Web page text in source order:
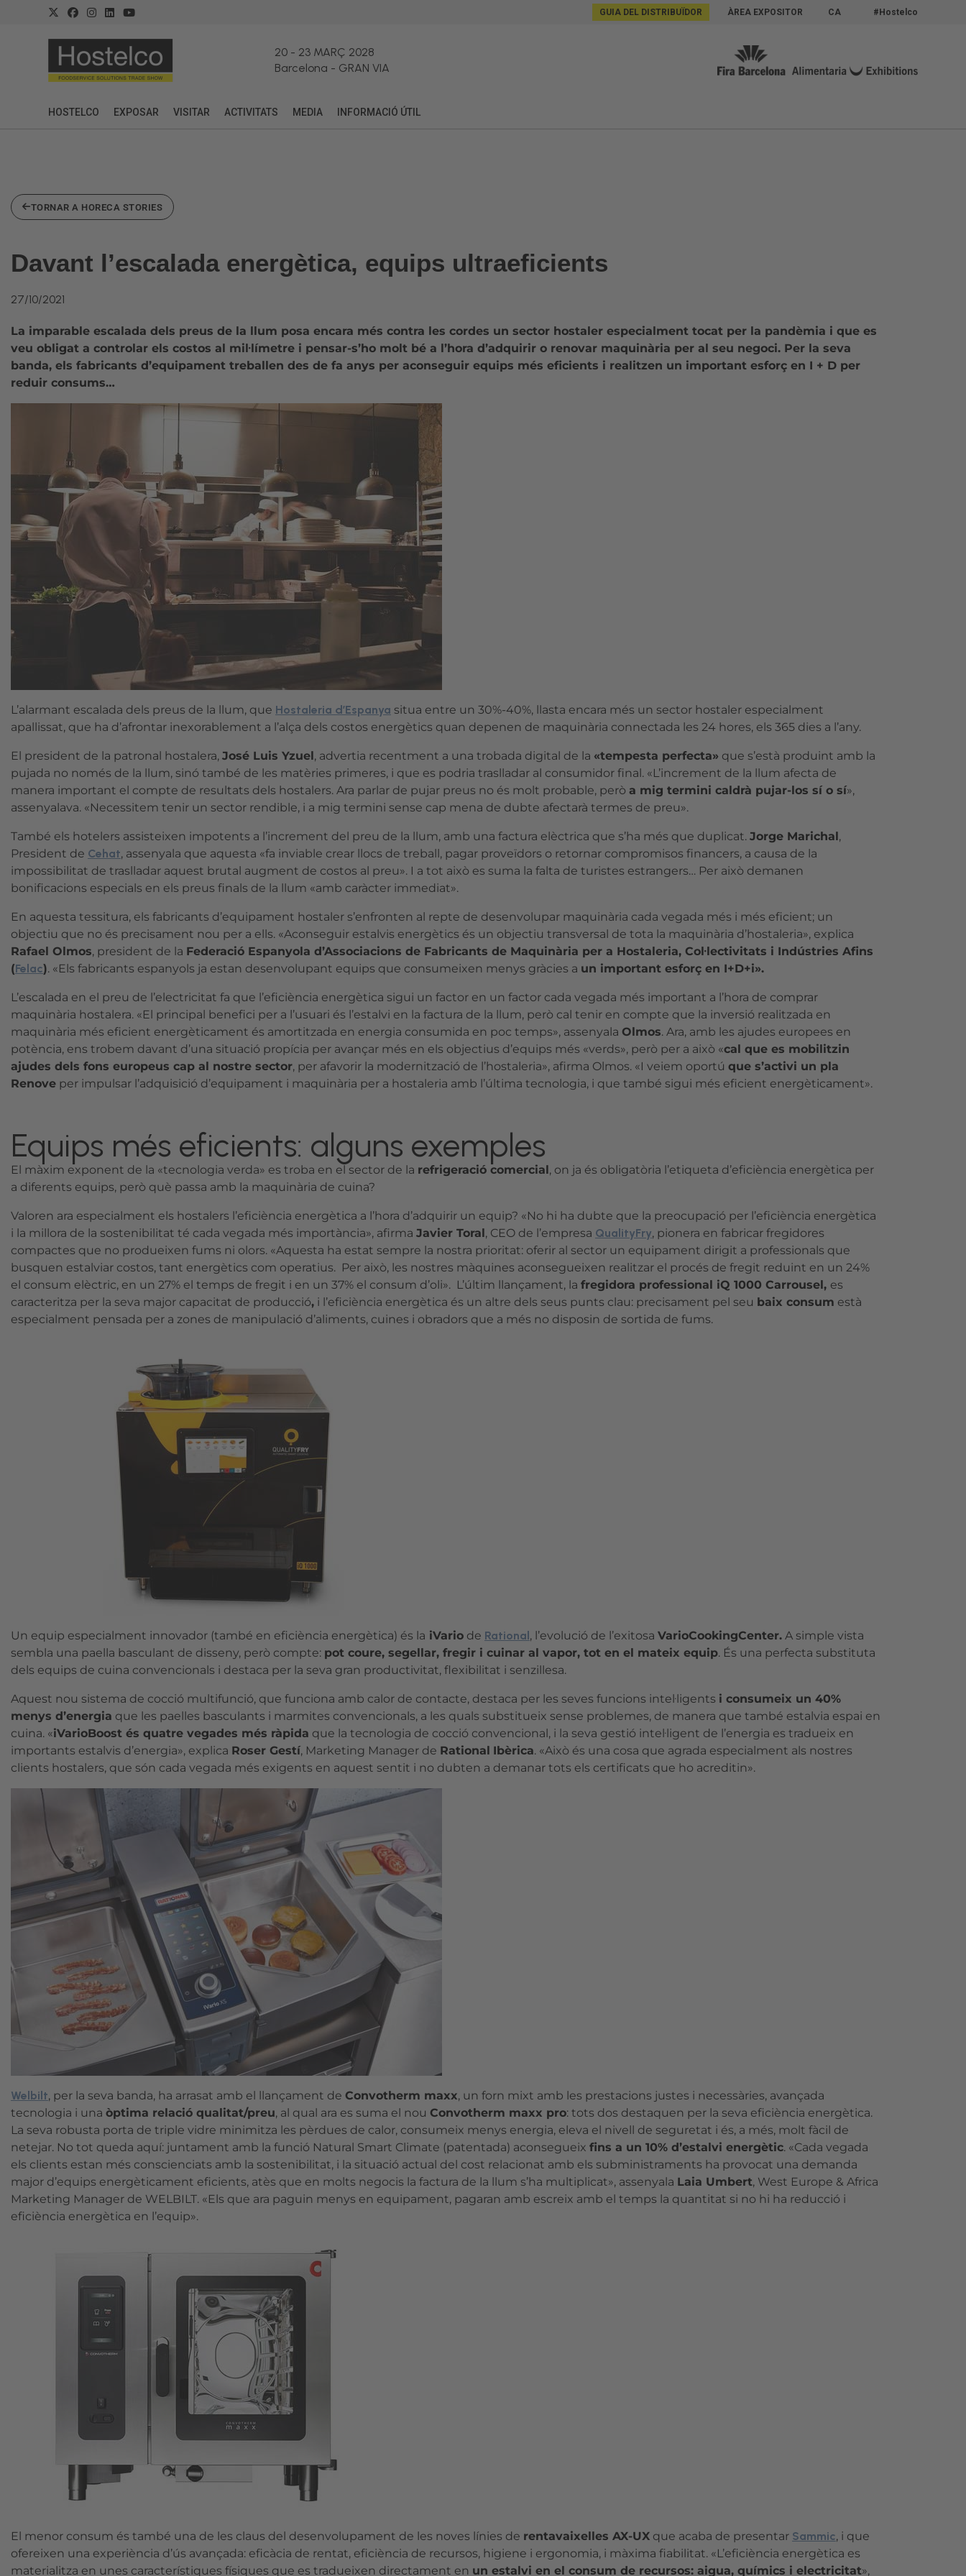
GUIA DEL DISTRIBUÏDOR ÀREA EXPOSITOR CA #Hostelco
20- 23 MARÇ 2028
Barcelona - GRAN VIA
HOSTELCO EXPOSAR VISITAR ACTIVITATS MEDIA INFORMACIÓ ÚTIL
TORNAR A HORECA STORIES
Davant l’escalada energètica, equips ultraeficients
27/10/2021
La imparable escalada dels preus de la llum posa encara més contra les cordes un sector hostaler especialment tocat per la pandèmia i que es
veu obligat a controlar els costos al mil·límetre i pensar-s’ho molt bé a l’hora d’adquirir o renovar maquinària per al seu negoci. Per la seva
banda, els fabricants d’equipament treballen des de fa anys per aconseguir equips més eficients i realitzen un important esforç en I + D per
reduir consums…
L’alarmant escalada dels preus de la llum, que Hostaleria d’Espanya situa entre un 30%-40%, llasta encara més un sector hostaler especialment
apallissat, que ha d’afrontar inexorablement a l’alça dels costos energètics quan depenen de maquinària connectada les 24 hores, els 365 dies a l’any.
El president de la patronal hostalera, José Luis Yzuel, advertia recentment a una trobada digital de la «tempesta perfecta» que s’està produint amb la
pujada no només de la llum, sinó també de les matèries primeres, i que es podria traslladar al consumidor final. «L’increment de la llum afecta de
manera important el compte de resultats dels hostalers. Ara parlar de pujar preus no és molt probable, però a mig termini caldrà pujar-los sí o sí»,
assenyalava. «Necessitem tenir un sector rendible, i a mig termini sense cap mena de dubte afectarà termes de preu».
També els hotelers assisteixen impotents a l’increment del preu de la llum, amb una factura elèctrica que s’ha més que duplicat. Jorge Marichal,
President de Cehat, assenyala que aquesta «fa inviable crear llocs de treball, pagar proveïdors o retornar compromisos financers, a causa de la
impossibilitat de traslladar aquest brutal augment de costos al preu». I a tot això es suma la falta de turistes estrangers… Per això demanen
bonificacions especials en els preus finals de la llum «amb caràcter immediat».
En aquesta tessitura, els fabricants d’equipament hostaler s’enfronten al repte de desenvolupar maquinària cada vegada més i més eficient; un
objectiu que no és precisament nou per a ells. «Aconseguir estalvis energètics és un objectiu transversal de tota la maquinària d’hostaleria», explica
Rafael Olmos, president de la Federació Espanyola d’Associacions de Fabricants de Maquinària per a Hostaleria, Col·lectivitats i Indústries Afins
(Felac). «Els fabricants espanyols ja estan desenvolupant equips que consumeixen menys gràcies a un important esforç en I+D+i».
L’escalada en el preu de l’electricitat fa que l’eficiència energètica sigui un factor en un factor cada vegada més important a l’hora de comprar
maquinària hostalera. «El principal benefici per a l’usuari és l’estalvi en la factura de la llum, però cal tenir en compte que la inversió realitzada en
maquinària més eficient energèticament és amortitzada en energia consumida en poc temps», assenyala Olmos. Ara, amb les ajudes europees en
potència, ens trobem davant d’una situació propícia per avançar més en els objectius d’equips més «verds», però per a això «cal que es mobilitzin
ajudes dels fons europeus cap al nostre sector, per afavorir la modernització de l’hostaleria», afirma Olmos. «I veiem oportú que s’activi un pla
Renove per impulsar l’adquisició d’equipament i maquinària per a hostaleria amb l’última tecnologia, i que també sigui més eficient energèticament».
Equips més eficients: alguns exemples
El màxim exponent de la «tecnologia verda» es troba en el sector de la refrigeració comercial , on ja és obligatòria l’etiqueta d’eficiència energètica per
a diferents equips, però què passa amb la maquinària de cuina?
Valoren ara especialment els hostalers l’eficiència energètica a l’hora d’adquirir un equip? «No hi ha dubte que la preocupació per l’eficiència energètica
i la millora de la sostenibilitat té cada vegada més importància», afirma Javier Toral , CEO de l’empresa QualityFry, pionera en fabricar fregidores
compactes que no produeixen fums ni olors. «Aquesta ha estat sempre la nostra prioritat: oferir al sector un equipament dirigit a professionals que
busquen estalviar costos, tant energètics com operatius. Per això, les nostres màquines aconsegueixen realitzar el procés de fregit reduint en un 24%
el consum elèctric, en un 27% el temps de fregit i en un 37% el consum d’oli». L’últim llançament, la fregidora professional iQ 1000 Carrousel, es
caracteritza per la seva major capacitat de producció, i l’eficiència energètica és un altre dels seus punts clau: precisament pel seu baix consum està
especialment pensada per a zones de manipulació d’aliments, cuines i obradors que a més no disposin de sortida de fums.
Un equip especialment innovador (també en eficiència energètica) és la iVario de Rational , l’evolució de l’exitosa VarioCookingCenter. A simple vista
sembla una paella basculant de disseny, però compte: pot coure, segellar, fregir i cuinar al vapor, tot en el mateix equip. És una perfecta substituta
dels equips de cuina convencionals i destaca per la seva gran productivitat, flexibilitat i senzillesa.
Aquest nou sistema de cocció multifunció, que funciona amb calor de contacte, destaca per les seves funcions intel·ligents i consumeix un 40%
menys d’energia que les paelles basculants i marmites convencionals, a les quals substitueix sense problemes, de manera que també estalvia espai en
cuina. «iVarioBoost és quatre vegades més ràpida que la tecnologia de cocció convencional, i la seva gestió intel·ligent de l’energia es tradueix en
importants estalvis d’energia», explica Roser Gestí, Marketing Manager de Rational Ibèrica. «Això és una cosa que agrada especialment als nostres
clients hostalers, que són cada vegada més exigents en aquest sentit i no dubten a demanar tots els certificats que ho acreditin».
Welbilt, per la seva banda, ha arrasat amb el llançament de Convotherm maxx, un forn mixt amb les prestacions justes i necessàries, avançada
tecnologia i una òptima relació qualitat/preu, al qual ara es suma el nou Convotherm maxx pro: tots dos destaquen per la seva eficiència energètica.
La seva robusta porta de triple vidre minimitza les pèrdues de calor, consumeix menys energia, eleva el nivell de seguretat i és, a més, molt fàcil de
netejar. No tot queda aquí: juntament amb la funció Natural Smart Climate (patentada) aconsegueix fins a un 10% d’estalvi energètic. «Cada vegada
els clients estan més conscienciats amb la sostenibilitat, i la situació actual del cost relacionat amb els subministraments ha provocat una demanda
major d’equips energèticament eficients, atès que en molts negocis la factura de la llum s’ha multiplicat», assenyala Laia Umbert, West Europe & Africa
Marketing Manager de WELBILT. «Els que ara paguin menys en equipament, pagaran amb escreix amb el temps la quantitat si no hi ha reducció i
eficiència energètica en l’equip».
El menor consum és també una de les claus del desenvolupament de les noves línies de rentavaixelles AX-UX que acaba de presentar Sammic, i que
ofereixen una experiència d’ús avançada: eficàcia de rentat, eficiència de recursos, higiene i ergonomia, i màxima fiabilitat. «L’eficiència energètica es
materialitza en unes característiques físiques que es tradueixen directament en un estalvi en el consum de recursos: aigua, químics i electricitat»,